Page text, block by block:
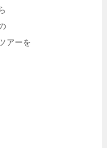
アーを